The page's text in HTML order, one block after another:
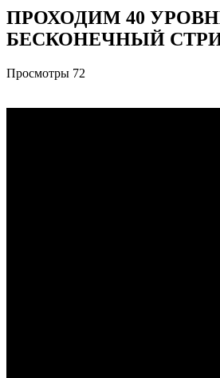
ПРОХОДИМ 40
БЕСКОНЕЧНЫЙ
Просмотры 72